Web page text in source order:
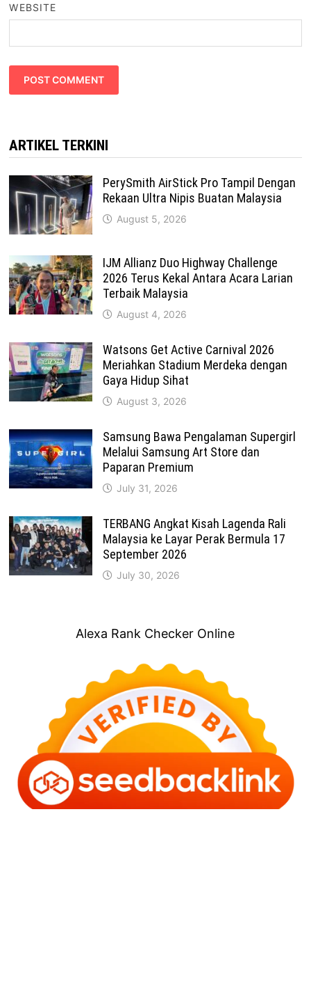
WEBSITE
ARTIKEL TERKINI
PerySmith AirStick Pro Tampil Dengan
Rekaan Ultra Nipis Buatan Malaysia
August 5, 2026
IJM Allianz Duo Highway Challenge
2026 Terus Kekal Antara Acara Larian
Terbaik Malaysia
August 4, 2026
Watsons Get Active Carnival 2026
Meriahkan Stadium Merdeka dengan
Gaya Hidup Sihat
August 3, 2026
Samsung Bawa Pengalaman Supergirl
Melalui Samsung Art Store dan
Paparan Premium
July 31, 2026
TERBANG Angkat Kisah Lagenda Rali
Malaysia ke Layar Perak Bermula 17
September 2026
July 30, 2026
Alexa Rank Checker Online